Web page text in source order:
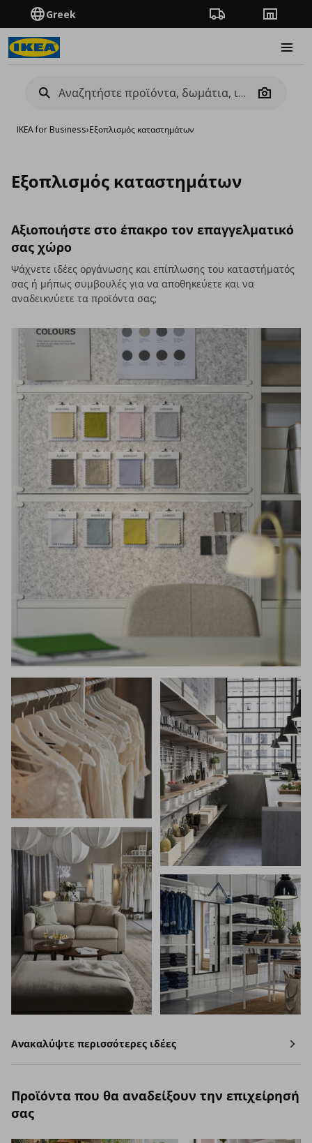
Greek Πορεία παραγγελίας
Camera
IKEA for Business›Εξοπλισμός καταστημάτων
Εξοπλισμός καταστημάτων
Αξιοποιήστε στο έπακρο τον επαγγελματικό
σας χώρο
Ψάχνετε ιδέες οργάνωσης και επίπλωσης του καταστήματός
σας ή μήπως συμβουλές για να αποθηκεύετε και να
αναδεικνύετε τα προϊόντα σας;
Ανακαλύψτε περισσότερες ιδέες
Προϊόντα που θα αναδείξουν την επιχείρησή
σας